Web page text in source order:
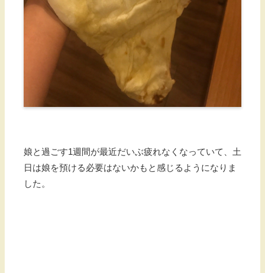
娘と過ごす1週間が最近だいぶ疲れなくなっていて、土
日は娘を預ける必要はないかもと感じるようになりま
した。